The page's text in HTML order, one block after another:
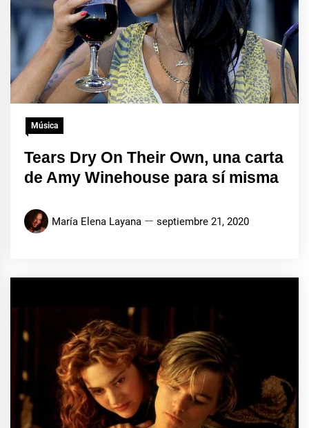
Música
Tears Dry On Their Own, una carta
de Amy Winehouse para sí misma
María Elena Layana septiembre 21, 2020